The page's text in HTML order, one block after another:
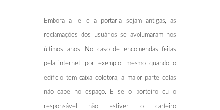
Embora a lei e a portaria sejam antigas, as
reclamações dos usuários se avolumaram nos
últimos anos. No caso de encomendas feitas
pela internet, por exemplo, mesmo quando o
edifício tem caixa coletora, a maior parte delas
não cabe no espaço. E se o porteiro ou o
responsável não estiver, o carteiro